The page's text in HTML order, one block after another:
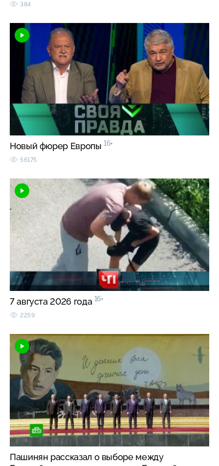
384
Новый фюрер Европы 16+
56175
7 августа 2026 года 16+
2259
Пашинян рассказал о выборе между